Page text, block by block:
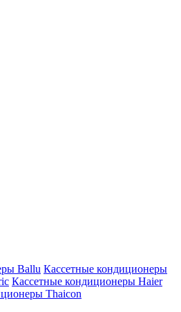
Ballu Кассетные кондиционеры
Кассетные кондиционеры Haier
Thaicon